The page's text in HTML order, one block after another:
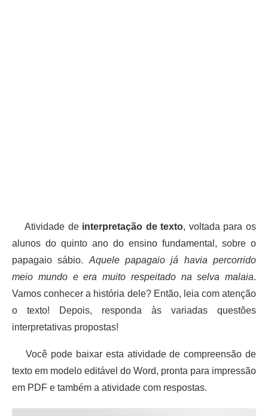
Atividade de interpretação de texto, voltada para os
alunos do quinto ano do ensino fundamental, sobre o
papagaio sábio. Aquele papagaio já havia percorrido
meio mundo e era muito respeitado na selva malaia.
Vamos conhecer a história dele? Então, leia com atenção
o texto! Depois, responda às variadas questões
interpretativas propostas!
Você pode baixar esta atividade de compreensão de
texto em modelo editável do Word, pronta para impressão
em PDF e também a atividade com respostas.